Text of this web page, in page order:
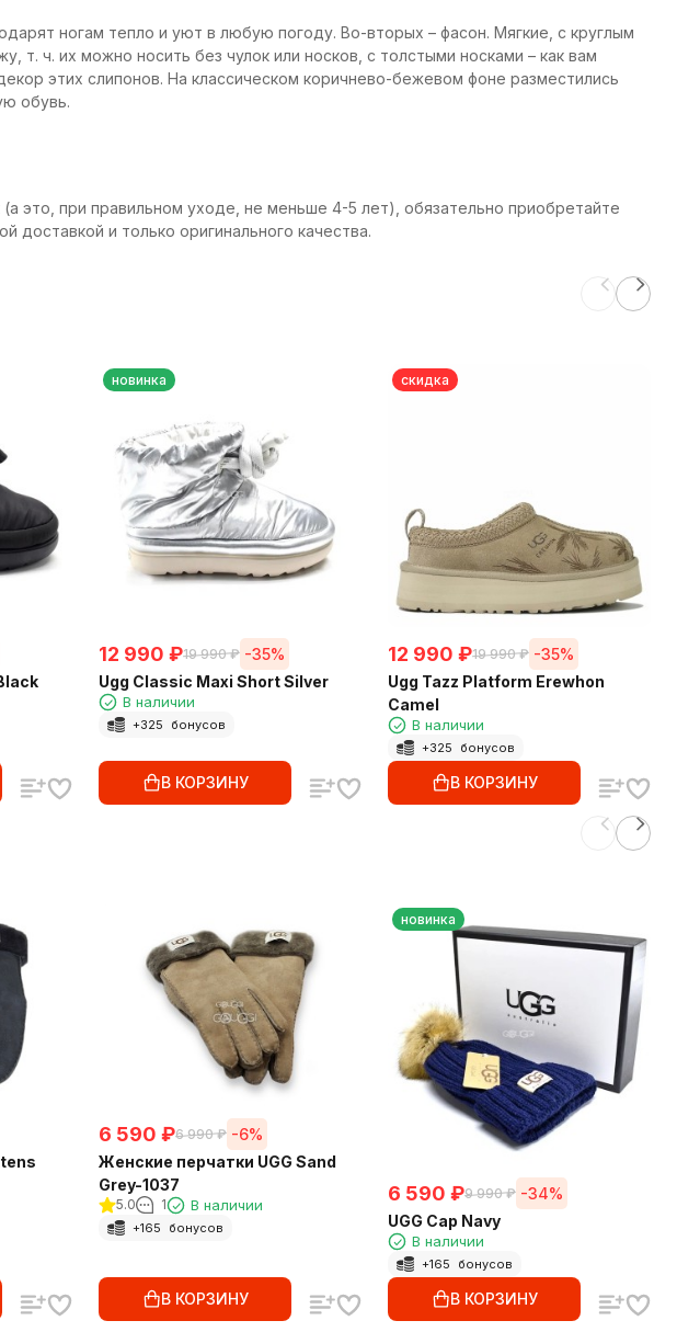
ногам тепло и уют в любую погоду. Во-вторых – фасон. Мягкие, с круглым
ч. их можно носить без чулок или носков, с толстыми носками – как вам
этих слипонов. На классическом коричнево-бежевом фоне разместились
обувь.
это, при правильном уходе, не меньше 4-5 лет), обязательно приобретайте
доставкой и только оригинального качества.
новинка
12 990 ₽19 990 ₽ -35%
Ugg Classic Maxi Short Silver
В наличии
+325 бонусов
В КОРЗИНУ
скидка
12 990 ₽19 990 ₽ -35%
Ugg Tazz Platform Erewhon
Camel
В наличии
+325 бонусов
В КОРЗИНУ
6 590 ₽6 990 ₽ -6%
Женские перчатки UGG Sand
Grey-1037
5.0 1 В наличии
+165 бонусов
В КОРЗИНУ
новинка
6 590 ₽9 990 ₽ -34%
UGG Cap Navy
В наличии
+165 бонусов
В КОРЗИНУ